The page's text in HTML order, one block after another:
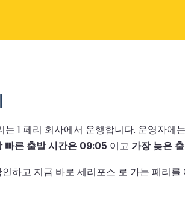
1 페리 회사에서 운행합니다. 운영자에는
빠른 출발 시간은 09:05 이고 가장 늦은
하고 지금 바로 세리포스 로 가는 페리를